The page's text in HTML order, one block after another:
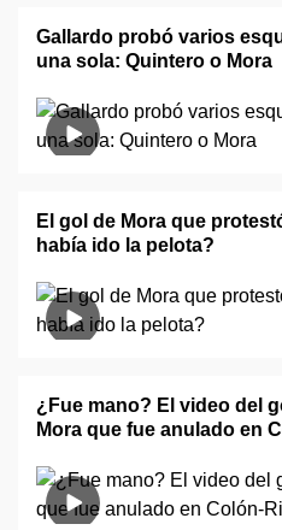
Gallardo probó varios
una sola: Quintero o Mora
El gol de Mora que
había ido la pelota?
¿Fue mano? El video del
Mora que fue anulado en